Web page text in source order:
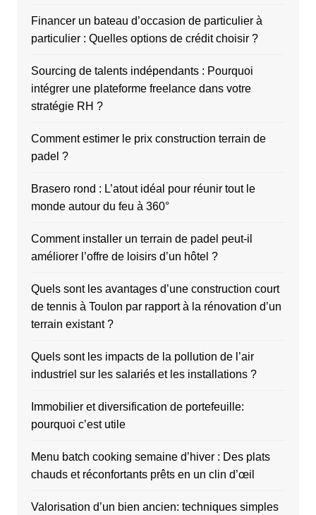
Financer un bateau d’occasion de particulier à
particulier : Quelles options de crédit choisir ?
Sourcing de talents indépendants : Pourquoi
intégrer une plateforme freelance dans votre
stratégie RH ?
Comment estimer le prix construction terrain de
padel ?
Brasero rond : L’atout idéal pour réunir tout le
monde autour du feu à 360°
Comment installer un terrain de padel peut-il
améliorer l’offre de loisirs d’un hôtel ?
Quels sont les avantages d’une construction court
de tennis à Toulon par rapport à la rénovation d’un
terrain existant ?
Quels sont les impacts de la pollution de l’air
industriel sur les salariés et les installations ?
Immobilier et diversification de portefeuille:
pourquoi c’est utile
Menu batch cooking semaine d’hiver : Des plats
chauds et réconfortants prêts en un clin d’œil
Valorisation d’un bien ancien: techniques simples